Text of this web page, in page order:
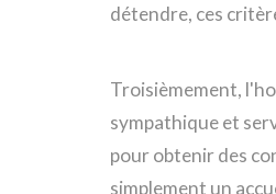
détendre, ces
Troisièmement,
sympathique et
pour obtenir des
simplement un